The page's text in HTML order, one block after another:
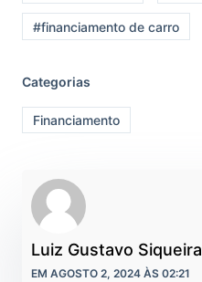
#financiamento de carro
Categorias
Financiamento
Luiz Gustavo Siqueira
EM AGOSTO 2, 2024 ÀS 02:21